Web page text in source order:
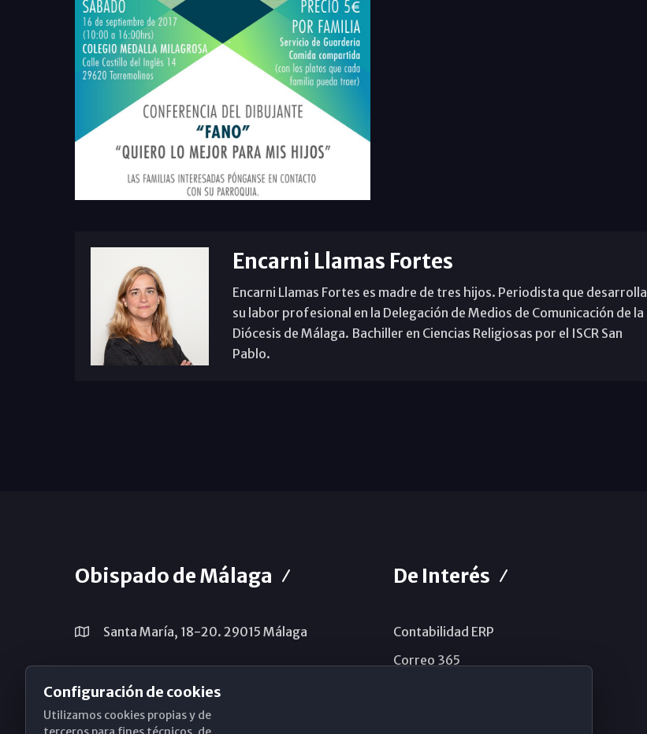
Encarni Llamas Fortes
Encarni Llamas Fortes es madre de tres hijos. Periodista que desarrolla
su labor profesional en la Delegación de Medios de Comunicación de la
Diócesis de Málaga. Bachiller en Ciencias Religiosas por el ISCR San
Pablo.
Obispado de Málaga
Santa María, 18-20. 29015 Málaga
(+34) 952 224 386
obispado@diocesismalaga.es
De Interés
Contabilidad ERP
Correo 365
Configuración de cookies
Utilizamos cookies propias y de